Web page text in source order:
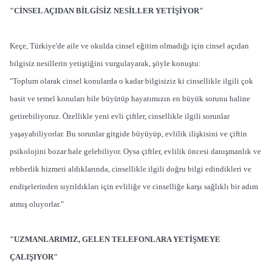
"CİNSEL AÇIDAN BİLGİSİZ NESİLLER YETİŞİYOR"
Keçe, Türkiye'de aile ve okulda cinsel eğitim olmadığı için cinsel açıdan
bilgisiz nesillerin yetiştiğini vurgulayarak, şöyle konuştu:
"Toplum olarak cinsel konularda o kadar bilgisiziz ki cinsellikle ilgili çok
basit ve temel konuları bile büyütüp hayatımızın en büyük sorunu haline
getirebiliyoruz. Özellikle yeni evli çiftler, cinsellikle ilgili sorunlar
yaşayabiliyorlar. Bu sorunlar gitgide büyüyüp, evlilik ilişkisini ve çiftin
psikolojini bozar hale gelebiliyor. Oysa çiftler, evlilik öncesi danışmanlık ve
rehberlik hizmeti aldıklarında, cinsellikle ilgili doğru bilgi edindikleri ve
endişelerinden sıyrıldıkları için evliliğe ve cinselliğe karşı sağlıklı bir adım
atmış oluyorlar."
"UZMANLARIMIZ, GELEN TELEFONLARA YETİŞMEYE
ÇALIŞIYOR"